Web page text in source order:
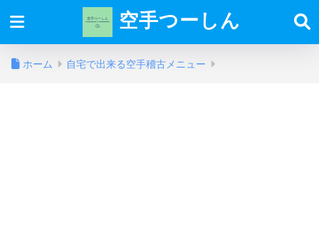
空手つーしん
ホーム 自宅で出来る空手稽古メニュー